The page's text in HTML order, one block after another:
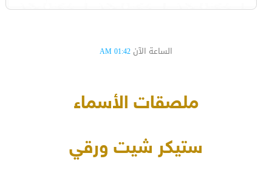
الساعة الآن 01:42 AM
ملصقات الأسماء
ستيكر شيت ورقي